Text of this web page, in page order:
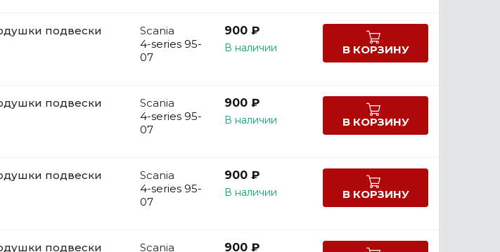
подвески
Scania
4-series 95-
07
900 ₽
В наличии В КОРЗИНУ
подвески
Scania
4-series 95-
07
900 ₽
В наличии В КОРЗИНУ
подвески
Scania
4-series 95-
07
900 ₽
В наличии В КОРЗИНУ
подвески
Scania
900 ₽